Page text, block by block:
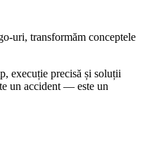
uri, transformăm conceptele
execuție precisă și soluții
un accident — este un